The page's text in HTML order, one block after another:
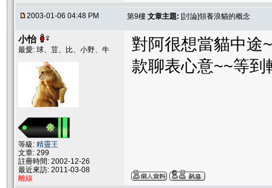
2003-01-06 04:48 PM 第9樓 文章主題: [討論]領養浪貓的概念
小怡
最愛: 球、荳、比、小野、牛
等級: 精靈王
文章: 299
註冊時間: 2002-12-26
最近來訪: 2011-03-08
離線
對阿很想當貓中途
款聊表心意~~等